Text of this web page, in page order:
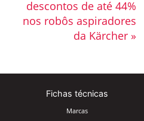
descontos de até 44%
nos robôs aspiradores
da Kärcher »
Fichas técnicas
Marcas